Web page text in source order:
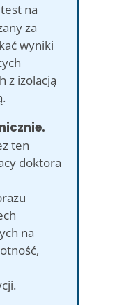
na
za
wyniki
z izolacją
ten
doktora
na